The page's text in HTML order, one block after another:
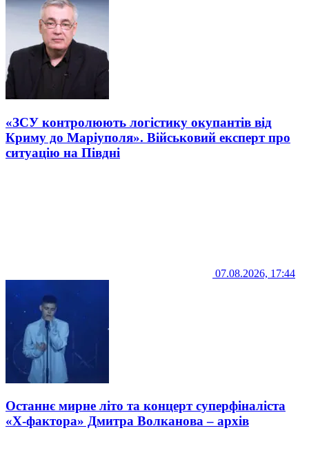
«ЗСУ контролюють логістику окупантів від
Криму до Маріуполя». Військовий експерт про
ситуацію на Півдні
07.08.2026, 17:44
Останнє мирне літо та концерт суперфіналіста
«Х-фактора» Дмитра Волканова – архів